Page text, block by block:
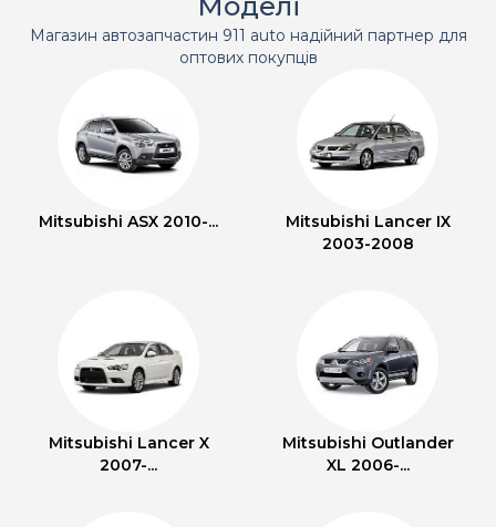
Магазин автозапчастин 911 auto надійний партнер для
оптових покупців
Mitsubishi ASX 2010-...
Mitsubishi Lancer IX
2003-2008
Mitsubishi Lancer X
2007-...
Mitsubishi Outlander
XL 2006-...